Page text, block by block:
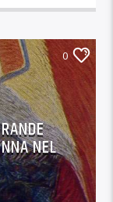
0
NEL